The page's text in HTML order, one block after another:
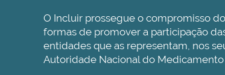
O Incluir prossegue o compromisso
formas de promover a participação
entidades que as representam, nos
Autoridade Nacional do